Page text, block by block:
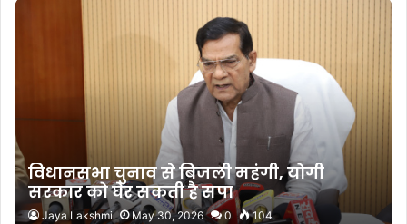
विधानसभा चुनाव से बिजली महंगी, योगी
सरकार को घेर सकती है सपा
Jaya Lakshmi May 30, 2026 0 104